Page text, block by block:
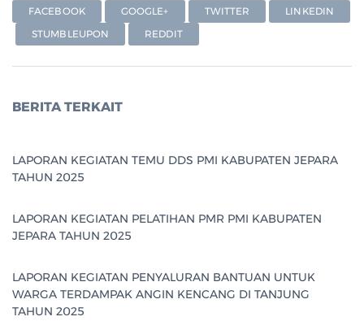
FACEBOOK GOOGLE+ TWITTER
LINKEDIN
STUMBLEUPON
REDDIT
BERITA TERKAIT
LAPORAN KEGIATAN TEMU DDS PMI KABUPATEN JEPARA
TAHUN 2025
LAPORAN KEGIATAN PELATIHAN PMR PMI KABUPATEN
JEPARA TAHUN 2025
LAPORAN KEGIATAN PENYALURAN BANTUAN UNTUK
WARGA TERDAMPAK ANGIN KENCANG DI TANJUNG
TAHUN 2025